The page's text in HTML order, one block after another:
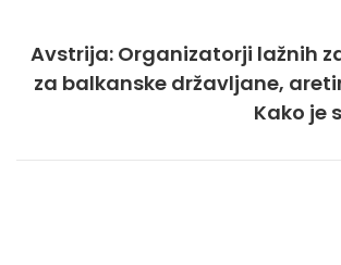
Avstrija: Organizatorji lažnih
za balkanske državljane,
Kako je